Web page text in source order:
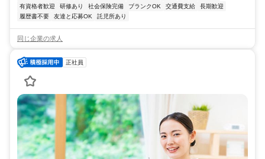
有資格者歓迎
研修あり 社会保険完備 ブランクOK 交通費支給
長期歓迎
履歴書不要
友達と応募OK 託児所あり
同じ企業の求人
正社員